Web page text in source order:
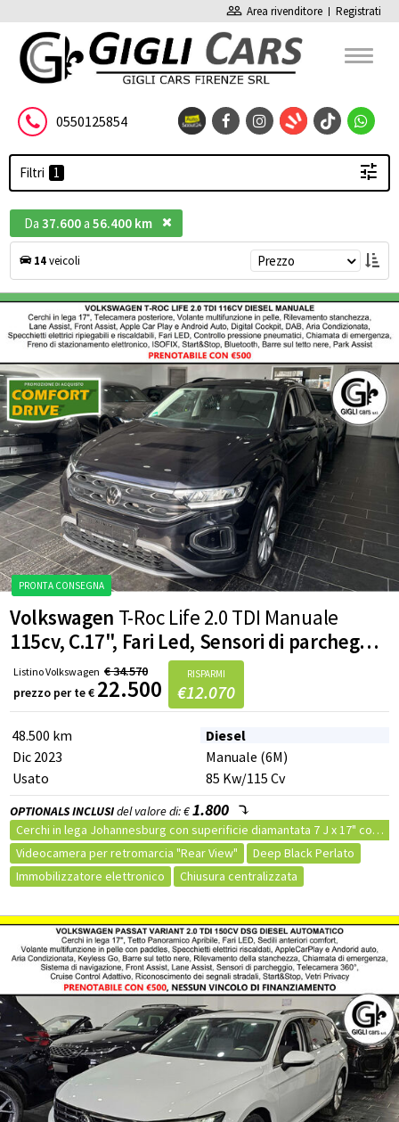
people_outline Area rivenditore Registrati
0550125854
Filtri
Da 37.600a 56.400 km
14veicoli Prezzo
PRONTA CONSEGNA
Volkswagen T-Roc Life 2.0 TDI Manuale
115cv, C.17", Fari Led, Sensori di parcheggio anteriori e posteriori, Telecamera, Specchietti ripiegabili elettricamente
prezzo per te€ 22.500
ListinoVolkswagen €34.570 RISPARMI
€12.070
48.500 km
Diesel
Dic 2023
Manuale (6M)
Usato
85 Kw/115 Cv
OPTIONALS INCLUSIdel valore di: €1.800
Cerchi in lega Johannesburg con superificie diamantata 7 J x 17" con pneumatici 215/55 R17 a bassa resistenza al rotolamento, bulloni antifurto
Videocamera per retromarcia "Rear View"
Deep Black Perlato
Immobilizzatore elettronico
Chiusura centralizzata
Computer di bordo
Autoradio MP3
Vivavoce
Volante multifunzione
Autoradio Bluetooth
USB
Apple CarPlay
Filtro antiparticolato (FAP)
Retrovisori ripiegabili elettr.
Marmitta catalitica
Fari full LED
Fendinebbia
Luci diurne Luci diurne LED
Volante in pelle
Appoggiabraccia centrale
Appoggiabraccia posteriore cen
Appoggiatesta posteriore
Volante regolabile
Isofix
Sedile guida regolabile in altezza
Sistema di chiamata di emergenza
ABS
Servosterzo